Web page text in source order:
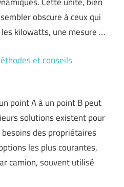
obscure à ceux qui
kilowatts, une mesure …
et conseils
point A à un point B peut
solutions existent pour
des propriétaires
les plus courantes,
camion, souvent utilisé